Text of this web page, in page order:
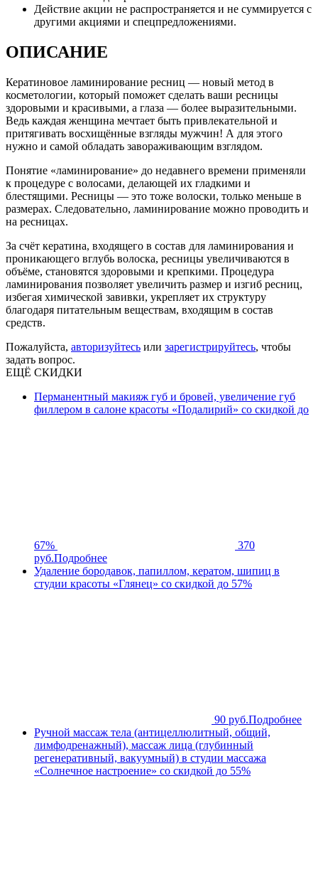
Действие акции не распространяется и не суммируется с
другими акциями и спецпредложениями.
ОПИСАНИЕ
Кератиновое ламинирование ресниц — новый метод в
косметологии, который поможет сделать ваши ресницы
здоровыми и красивыми, а глаза — более выразительными.
Ведь каждая женщина мечтает быть привлекательной и
притягивать восхищённые взгляды мужчин! А для этого
нужно и самой обладать завораживающим взглядом.
Понятие «ламинирование» до недавнего времени применяли
к процедуре с волосами, делающей их гладкими и
блестящими. Ресницы — это тоже волоски, только меньше в
размерах. Следовательно, ламинирование можно проводить и
на ресницах.
За счёт кератина, входящего в состав для ламинирования и
проникающего вглубь волоска, ресницы увеличиваются в
объёме, становятся здоровыми и крепкими. Процедура
ламинирования позволяет увеличить размер и изгиб ресниц,
избегая химической завивки, укрепляет их структуру
благодаря питательным веществам, входящим в состав
средств.
Пожалуйста, авторизуйтесь или зарегистрируйтесь, чтобы
задать вопрос.
ЕЩЁ СКИДКИ
Перманентный макияж губ и бровей, увеличение губ
филлером в салоне красоты «Подалирий» со скидкой до
67%
370
руб.Подробнее
Удаление бородавок, папиллом, кератом, шипиц в
студии красоты «Глянец» со скидкой до 57%
90 руб.Подробнее
Ручной массаж тела (антицеллюлитный, общий,
лимфодренажный), массаж лица (глубинный
регенеративный, вакуумный) в студии массажа
«Солнечное настроение» со скидкой до 55%